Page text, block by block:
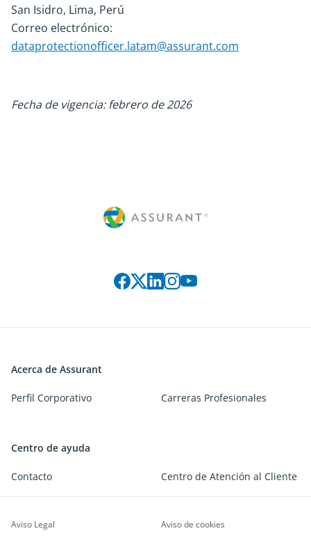
San Isidro, Lima, Perú
Correo electrónico:
dataprotectionofficer.latam@assurant.com
Fecha de vigencia: febrero de 2026
Acerca de Assurant
Perfil Corporativo Carreras Profesionales
Centro de ayuda
Contacto Centro de Atención al Cliente
Aviso Legal
Aviso de cookies